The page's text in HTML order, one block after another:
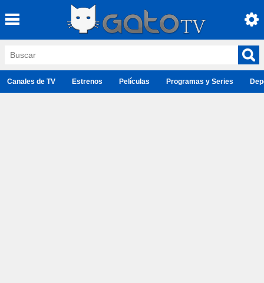
Canales de TV Estrenos Películas Programas y Series